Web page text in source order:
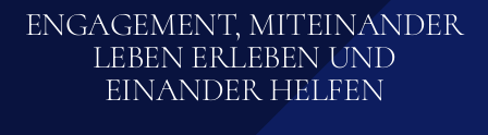
ENGAGEMENT, MITEINANDER
LEBEN ERLEBEN UND
EINANDER HELFEN